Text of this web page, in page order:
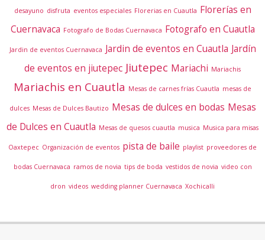
desayuno disfruta eventos especiales Florerias en Cuautla Florerías en
Cuernavaca Fotografo de Bodas Cuernavaca Fotografo en Cuautla
Jardin de eventos Cuernavaca Jardin de eventos en Cuautla Jardín
de eventos en jiutepec Jiutepec Mariachi Mariachis
Mariachis en Cuautla Mesas de carnes frías Cuautla mesas de
dulces Mesas de Dulces Bautizo Mesas de dulces en bodas Mesas
de Dulces en Cuautla Mesas de quesos cuautla musica Musica para misas
Oaxtepec Organización de eventos pista de baile playlist proveedores de
bodas Cuernavaca ramos de novia tips de boda vestidos de novia video con
dron videos wedding planner Cuernavaca Xochicalli